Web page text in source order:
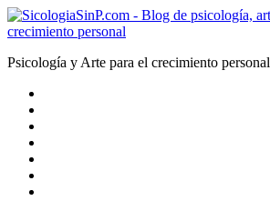
Psicología y Arte para el crecimiento personal